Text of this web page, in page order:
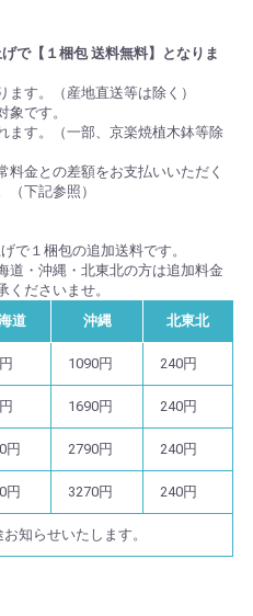
で【１梱包 送料無料】となりま
ます。（産地直送等は除く）
象です。
す。（一部、京楽焼植木鉢等除
金との差額をお支払いいただく
下記参照）
で１梱包の追加送料です。
道・沖縄・北東北の方は追加料金
ださいませ。
道 沖縄 北東北
1090円 240円
1690円 240円
円 2790円 240円
円 3270円 240円
お知らせいたします。